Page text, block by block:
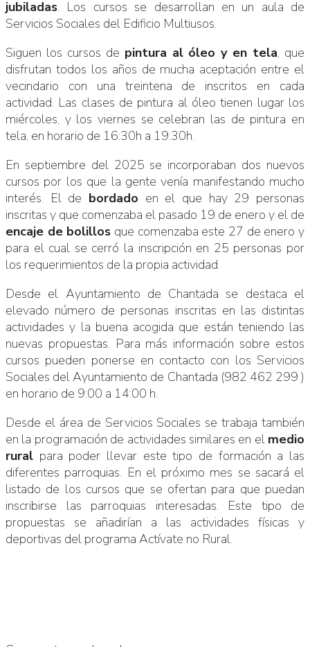
jubiladas. Los cursos se desarrollan en un aula de
Servicios Sociales del Edificio Multiusos.
Siguen los cursos de pintura al óleo y en tela, que
disfrutan todos los años de mucha aceptación entre el
vecindario con una treintena de inscritos en cada
actividad. Las clases de pintura al óleo tienen lugar los
miércoles, y los viernes se celebran las de pintura en
tela, en horario de 16:30h a 19:30h.
En septiembre del 2025 se incorporaban dos nuevos
cursos por los que la gente venía manifestando mucho
interés. El de bordado en el que hay 29 personas
inscritas y que comenzaba el pasado 19 de enero y el de
encaje de bolillos que comenzaba este 27 de enero y
para el cual se cerró la inscripción en 25 personas por
los requerimientos de la propia actividad.
Desde el Ayuntamiento de Chantada se destaca el
elevado número de personas inscritas en las distintas
actividades y la buena acogida que están teniendo las
nuevas propuestas. Para más información sobre estos
cursos pueden ponerse en contacto con los Servicios
Sociales del Ayuntamiento de Chantada (982 462 299 )
en horario de 9:00 a 14:00 h.
Desde el área de Servicios Sociales se trabaja también
en la programación de actividades similares en el medio
rural para poder llevar este tipo de formación a las
diferentes parroquias. En el próximo mes se sacará el
listado de los cursos que se ofertan para que puedan
inscribirse las parroquias interesadas. Este tipo de
propuestas se añadirían a las actividades físicas y
deportivas del programa Actívate no Rural.